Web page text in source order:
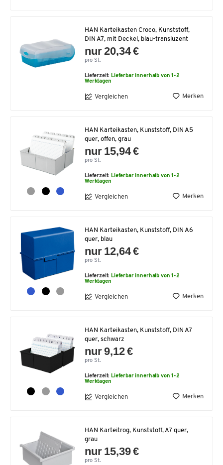
HAN Karteikasten Croco, Kunststoff,
DIN A7, mit Deckel, blau-transluzent
nur 20,34 €
pro St.
Lieferzeit: Lieferbar innerhalb von 1-2
Werktagen
Vergleichen Merken
HAN Karteikasten, Kunststoff, DIN A5
quer, offen, grau
nur 15,94 €
pro St.
Lieferzeit: Lieferbar innerhalb von 1-2
Werktagen
Vergleichen Merken
HAN Karteikasten, Kunststoff, DIN A6
quer, blau
nur 12,64 €
pro St.
Lieferzeit: Lieferbar innerhalb von 1-2
Werktagen
Vergleichen Merken
HAN Karteikasten, Kunststoff, DIN A7
quer, schwarz
nur 9,12 €
pro St.
Lieferzeit: Lieferbar innerhalb von 1-2
Werktagen
Vergleichen Merken
HAN Karteitrog, Kunststoff, A7 quer,
grau
nur 15,39 €
pro St.